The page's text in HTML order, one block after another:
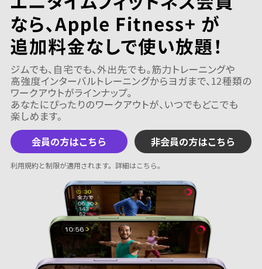
会員の方はこちら 非会員の方はこちら
利用規約と制限が適用されます。 詳細はこちら。